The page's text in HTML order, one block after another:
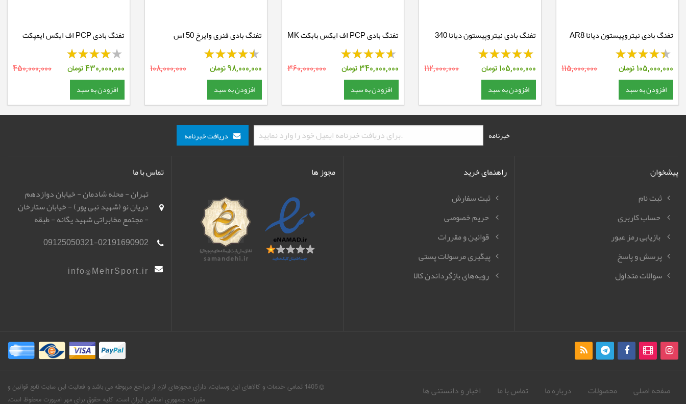
تفنگ بادی نیتروپیستون دیانا AR8
N-TEC
105,000,000 تومان 115,000,000
افزودن به سبد
تفنگ بادی نیتروپیستون دیانا 340
N-TEC لوکس
105,000,000 تومان 112,000,000
افزودن به سبد
تفنگ بادی PCP اف ایکس بابکت MK
II
340,000,000تومان 360,000,000
افزودن به سبد
تفنگ بادی فنری وایرخ 50 اس
98,000,000تومان 108,000,000
افزودن به سبد
تفنگ بادی PCP اف ایکس ایمپکت
430,000,000تومان 450,000,000
افزودن به سبد
خبرنامه دریافت خبرنامه
پیشخوان
ثبت نام
حساب کاربری
بازیابی رمز عبور
پرسش و پاسخ
سوالات متداول
راهنمای خرید
ثبت سفارش
حریم خصوصی
قوانین و مقررات
پیگیری مرسولات پستی
رویه‌های بازگرداندن کالا
مجوز ها
تماس با ما
تهران - محله شادمان - خیابان دوازدهم
دریان نو (شهید نبی پور) - خیابان ستارخان
- مجتمع مخابراتی شهید یگانه - طبقه
(مهرگان)
09125050321-02191690902
info@MehrSport.ir
صفحه اصلی محصولات درباره ما تماس با ما اخبار و دانستنی ها
© 1405 تمامی خدمات و کالاهای این وبسایت، دارای مجوزهای لازم از مراجع مربوطه می باشد و فعالیت این سایت تابع قوانین و
مقررات جمهوری اسلامی ایران است. کلیه حقوق برای مهر اسپورت محفوظ است.